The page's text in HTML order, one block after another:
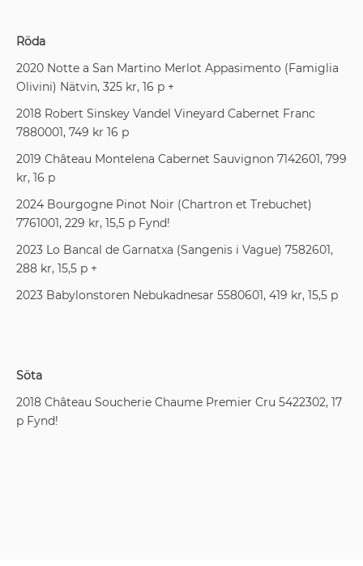
Röda
2020 Notte a San Martino Merlot Appasimento (Famiglia
Olivini) Nätvin, 325 kr, 16 p +
2018 Robert Sinskey Vandel Vineyard Cabernet Franc
7880001, 749 kr 16 p
2019 Château Montelena Cabernet Sauvignon 7142601, 799
kr, 16 p
2024 Bourgogne Pinot Noir (Chartron et Trebuchet)
7761001, 229 kr, 15,5 p Fynd!
2023 Lo Bancal de Garnatxa (Sangenis i Vague) 7582601,
288 kr, 15,5 p +
2023 Babylonstoren Nebukadnesar 5580601, 419 kr, 15,5 p
Söta
2018 Château Soucherie Chaume Premier Cru 5422302, 17
p Fynd!